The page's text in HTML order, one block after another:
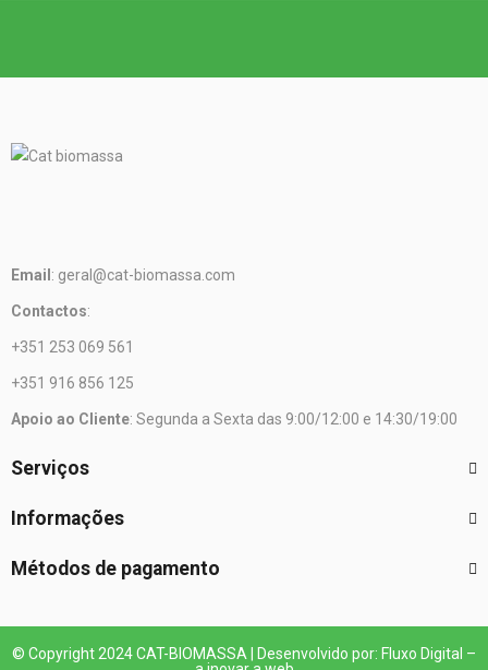
Email : geral@cat-biomassa.com
Contactos:
+351 253 069 561
+351 916 856 125
Apoio ao Cliente: Segunda a Sexta das 9:00/12:00 e 14:30/19:00
Serviços
Informações
Métodos de pagamento
© Copyright 2024 CAT-BIOMASSA | Desenvolvido por: Fluxo Digital –